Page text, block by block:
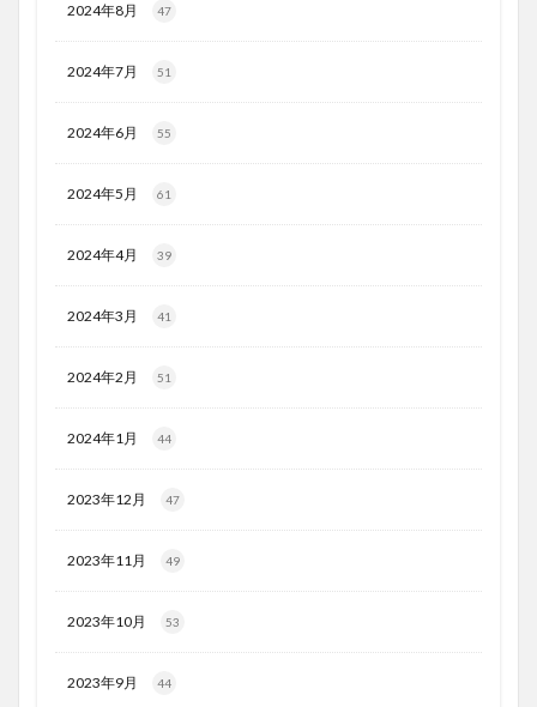
2024年8月 47
2024年7月 51
2024年6月 55
2024年5月 61
2024年4月 39
2024年3月 41
2024年2月 51
2024年1月 44
2023年12月 47
2023年11月 49
2023年10月 53
2023年9月 44